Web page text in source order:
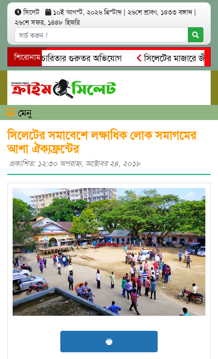
সিলেট ১০ই আগস্ট, ২০২৬ খ্রিস্টাব্দ | ২৬শে শ্রাবণ, ১৪৩৩ বঙ্গাব্দ |
২৬শে সফর, ১৪৪৮ হিজরি
শিরোনাম
ও স্বেচ্ছাচারিতার গুরুতর অভিযোগ
সিলেটের মাজারে
দলিল ফাঁস
গোয়াইনঘাটে প্রেমের ফাঁদে তরুণী পাচার:
মেনু
সিলেটের সমাবেশে লক্ষাধিক লোক সমাগমের
আশা ঐক্যফ্রন্টের
প্রকাশিত: ১২:৩০ অপরাহ্ণ, অক্টোবর ২৪, ২০১৮
🖶